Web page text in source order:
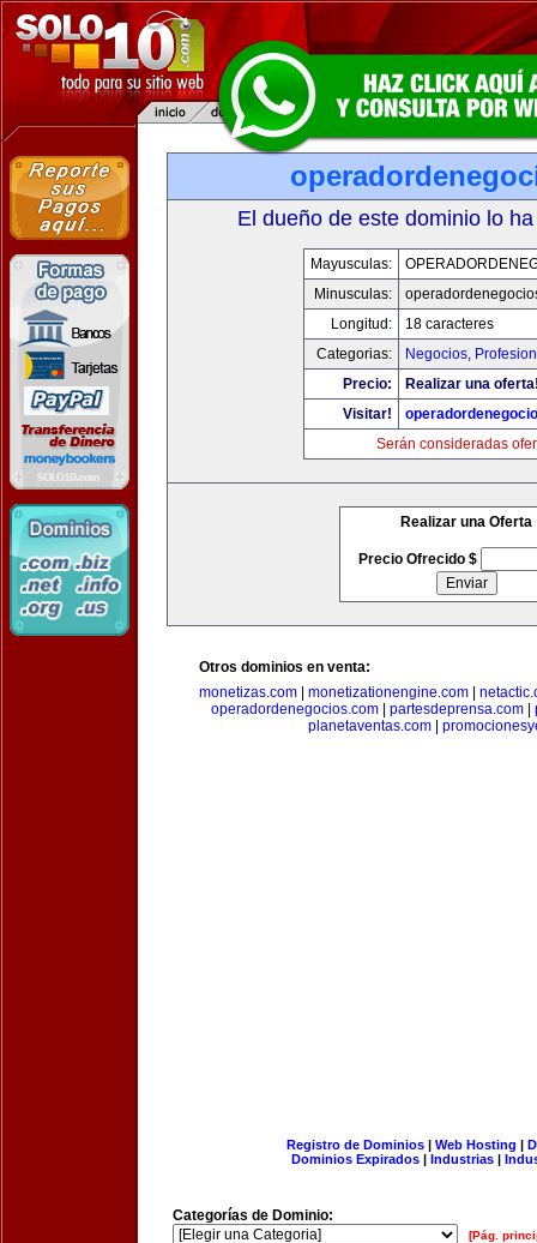
El dueño de este dominio lo
Mayusculas:
Minusculas:
Longitud:
18 caracteres
Categorias:
Negocios,
Precio:
Realizar una
Visitar!
Serán consideradas
Realizar una Oferta
Precio Ofrecido $
Otros dominios en venta:
monetizas.com
monetizationengine.com
operadordenegocios.com
partesdeprensa.com
planetaventas.com
Registro de Dominios| Web Hosting |
Dominios Expirados | Industrias |
Categorías de Dominio:
[Pág.